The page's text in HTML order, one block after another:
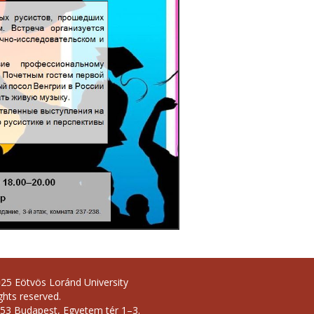
Eötvös Loránd University
reserved.
Budapest, Egyetem tér 1–3.